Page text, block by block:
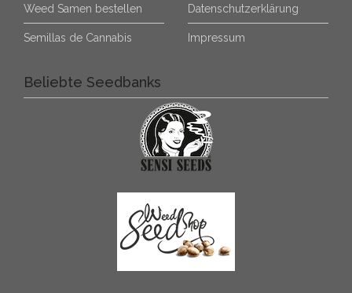
Weed Samen bestellen
Semillas de Cannabis
Datenschutzerklärung
Impressum
Beliebte Seedbanks